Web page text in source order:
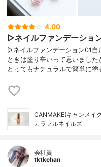
4.00
▷ネイルファンデーショ
▷ネイルファンデーション01自
ときは塗り辛いって思いまし
とってもナチュラルで簡単に
CANMAKE(キャンメイ
カラフルネイルズ
会社員
tktkchan